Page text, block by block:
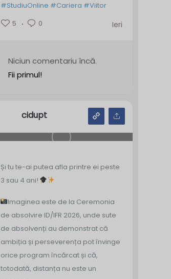
#StudiuOnline #Cariera #Viitor
5
0 Ieri
Niciun comentariu încă.
Fii primul!
cidupt
Și tu te-ai putea afla printre ei peste
3 sau 4 ani!
Imaginea este de la Ceremonia
de absolvire ID/IFR 2026, unde sute
de absolvenți au demonstrat că
ambiția și perseverența pot învinge
orice program încărcat și că,
totodată, distanța nu este un